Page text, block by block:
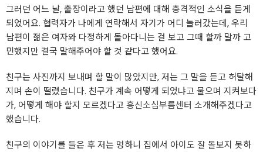
그러던 어느 날, 출장이라고 했던 남편에 대해 충격적인 소식을 듣게
되었어요. 협력자가 나에게 연락해서 자기가 어디 놀러갔는데, 우리
남편이 젊은 여자와 다정하게 돌아다니는 걸 보고 그때 할까 말까 고
민했지만 결국 말해주어야 할 것 같다고 했어요.
친구는 사진까지 보내며 할 말이 많았지만, 저는 그 말을 듣고 허탈해
지며 손이 떨렸습니다. 친구가 계속 어떻게 되었냐고 물으며 지켜보다
가, 어떻게 해야 할지 모르겠다고흥신소심부름센터 소개해주겠다고
했습니다.
친구의 이야기를 들은 후 저는 멍하니 집에서 아이도 잘 돌보지 못하